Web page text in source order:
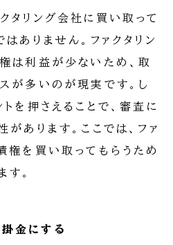
タリング会社に買い取って
ありません。ファクタリン
は利益が少ないため、取
が多いのが現実です。し
を押さえることで、審査に
あります。ここでは、ファ
権を買い取ってもらうため
す。
金にする